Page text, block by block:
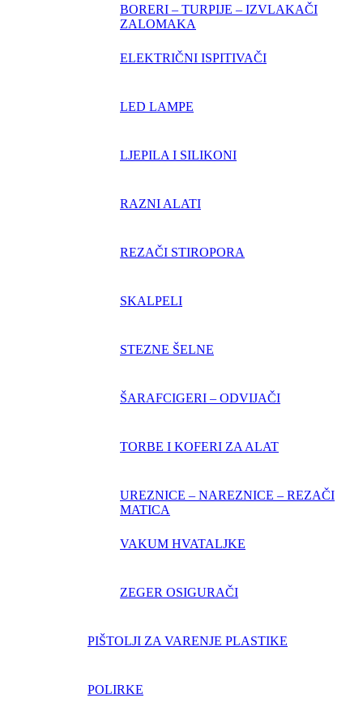
BORERI – TURPIJE – IZVLAKAČI
ZALOMAKA
ELEKTRIČNI ISPITIVAČI
LED LAMPE
LJEPILA I SILIKONI
RAZNI ALATI
REZAČI STIROPORA
SKALPELI
STEZNE ŠELNE
ŠARAFCIGERI – ODVIJAČI
TORBE I KOFERI ZA ALAT
UREZNICE – NAREZNICE – REZAČI
MATICA
VAKUM HVATALJKE
ZEGER OSIGURAČI
PIŠTOLJI ZA VARENJE PLASTIKE
POLIRKE